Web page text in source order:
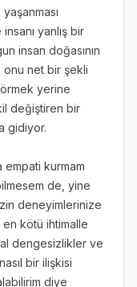
yanlış bir
insan doğasının
net bir şekli
yerine
değiştiren bir
gidiyor.
empati kurmam
de, yine
deneyimlerinize
kötü ihtimalle
dengesizlikler ve
bir ilişkisi
diye